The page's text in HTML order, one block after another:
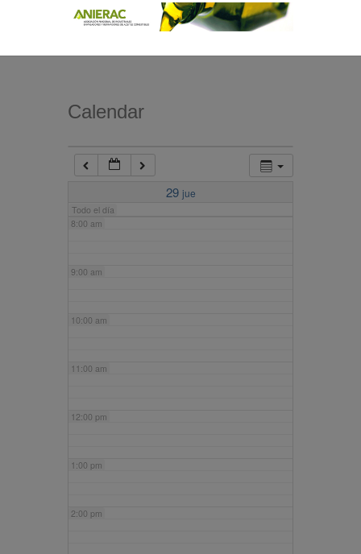
Calendar
29 jue
Todo el día
7:00 am
8:00 am
9:00 am
10:00 am
11:00 am
12:00 pm
1:00 pm
2:00 pm